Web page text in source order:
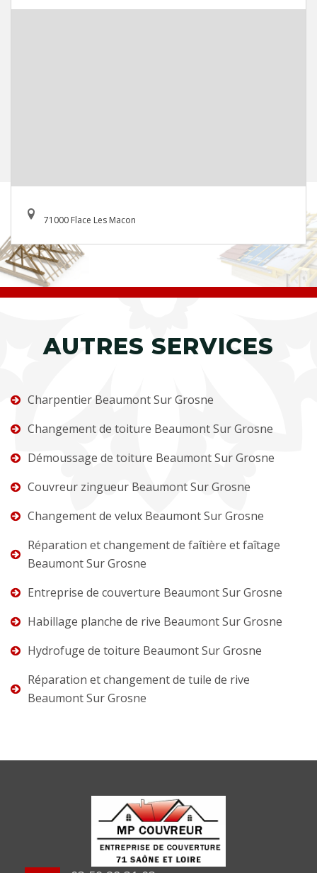
71000 Flace Les Macon
AUTRES SERVICES
Charpentier Beaumont Sur Grosne
Changement de toiture Beaumont Sur Grosne
Démoussage de toiture Beaumont Sur Grosne
Couvreur zingueur Beaumont Sur Grosne
Changement de velux Beaumont Sur Grosne
Réparation et changement de faîtière et faîtage
Beaumont Sur Grosne
Entreprise de couverture Beaumont Sur Grosne
Habillage planche de rive Beaumont Sur Grosne
Hydrofuge de toiture Beaumont Sur Grosne
Réparation et changement de tuile de rive
Beaumont Sur Grosne